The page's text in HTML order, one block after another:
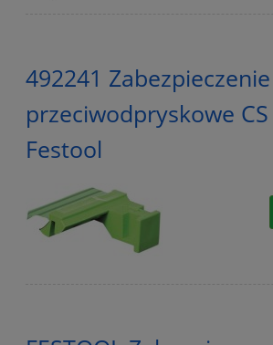
492241 Zabezpieczenie
przeciwodpryskowe
Festool